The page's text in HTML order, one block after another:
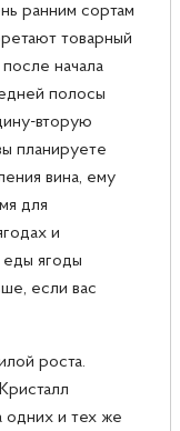
ранним сортам
товарный
после начала
полосы
вторую
планируете
вина, ему
для
и
еды ягоды
если вас
роста.
одних и тех же